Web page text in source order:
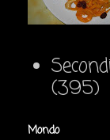
(395)
Mondo